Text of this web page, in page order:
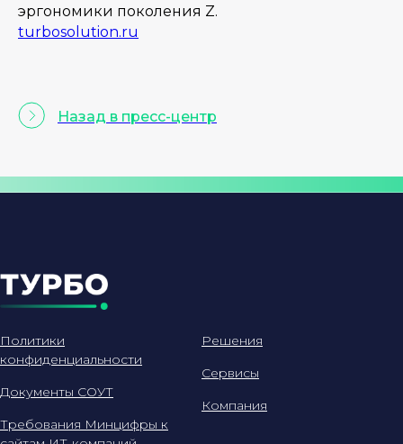
эргономики поколения Z.
turbosolution.ru
Назад в пресс-центр
Политики
конфиденциальности
Документы СОУТ
Требования Минцифры к
Решения
Сервисы
Компания